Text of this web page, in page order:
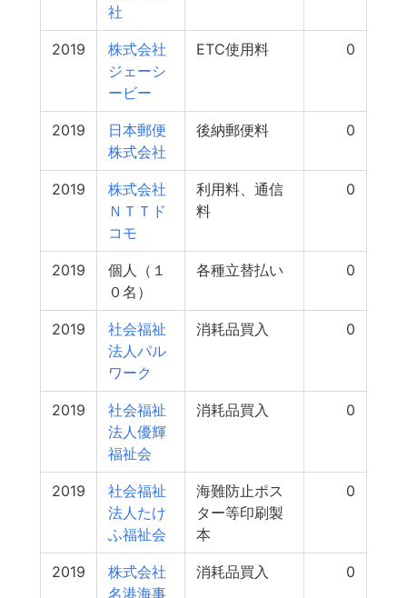
社
2019
株式会社
ジェーシ
ービー
ETC使用料 0
2019
日本郵便
株式会社
後納郵便料 0
2019
株式会社
ＮＴＴド
コモ
利用料、通信
料
0
2019
個人（１
０名）
各種立替払い 0
2019
社会福祉
法人パル
ワーク
消耗品買入 0
2019
社会福祉
法人優輝
福祉会
消耗品買入 0
2019
社会福祉
法人たけ
ふ福祉会
海難防止ポス
ター等印刷製
本
0
2019
株式会社
名港海事
消耗品買入 0